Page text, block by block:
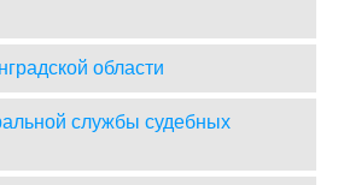
области
службы судебных